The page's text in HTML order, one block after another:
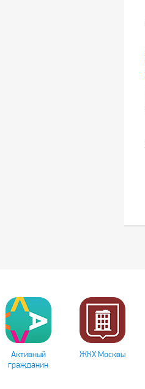
Активный
гражданин
ЖКХ Москвы